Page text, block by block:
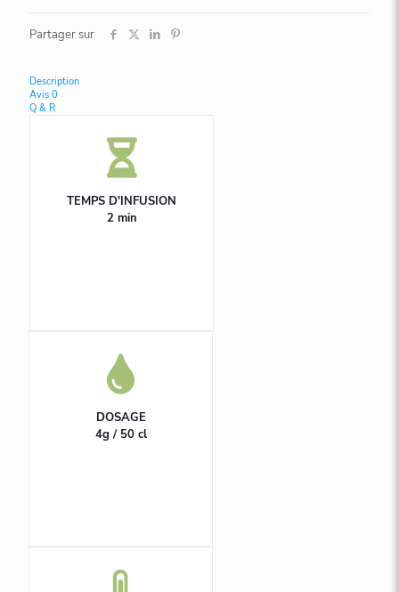
Partager sur
Description
Avis 0
Q & R
TEMPS D'INFUSION
2 min
DOSAGE
4g / 50 cl